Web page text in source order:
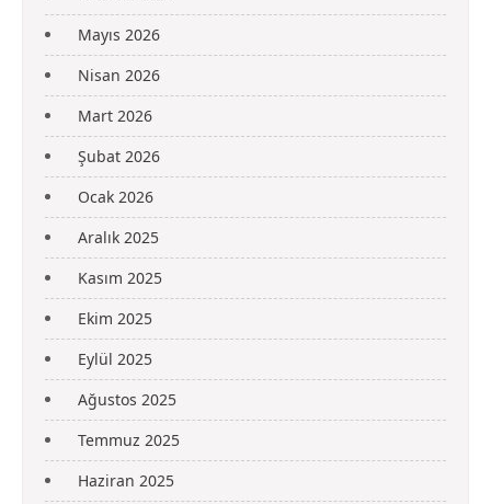
Mayıs 2026
Nisan 2026
Mart 2026
Şubat 2026
Ocak 2026
Aralık 2025
Kasım 2025
Ekim 2025
Eylül 2025
Ağustos 2025
Temmuz 2025
Haziran 2025